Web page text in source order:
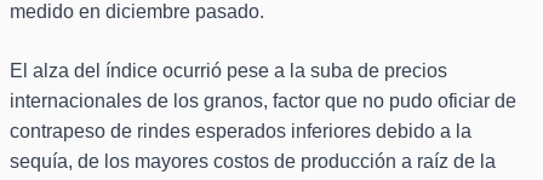
medido en diciembre pasado.
El alza del índice ocurrió pese a la suba de precios
internacionales de los granos, factor que no pudo oficiar de
contrapeso de rindes esperados inferiores debido a la
sequía, de los mayores costos de producción a raíz de la